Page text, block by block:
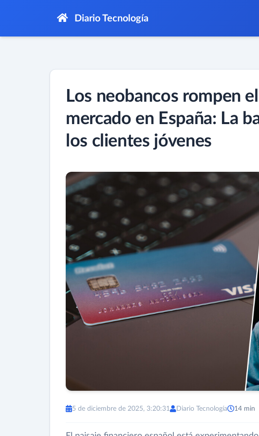
Diario Tecnología
Los neobancos rompen
mercado en España: La
los clientes jóvenes
5 de diciembre de 2025, 3:20:31 Diario Tecnología 14 min